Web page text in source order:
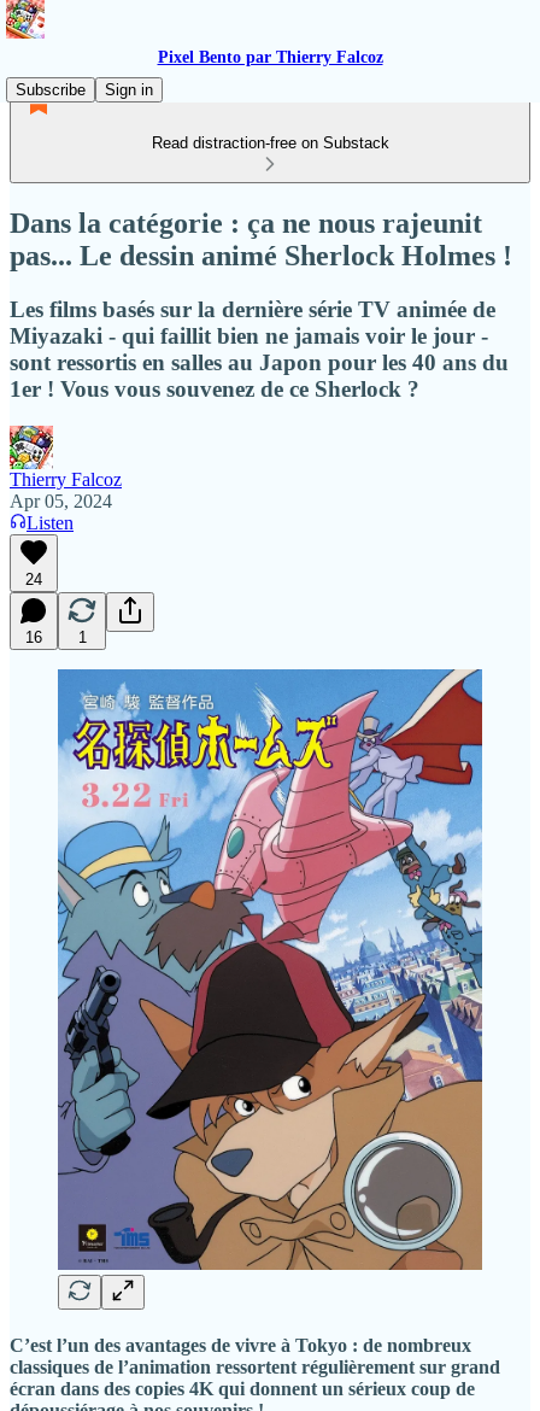
Pixel Bento par Thierry Falcoz
Subscribe
Sign in
Read distraction-free on Substack
Dans la catégorie : ça ne nous rajeunit
pas... Le dessin animé Sherlock Holmes !
Les films basés sur la dernière série TV animée de
Miyazaki - qui faillit bien ne jamais voir le jour -
sont ressortis en salles au Japon pour les 40 ans du
1er ! Vous vous souvenez de ce Sherlock ?
Thierry Falcoz
Apr 05, 2024
Listen
24
16 1
C’est l’un des avantages de vivre à Tokyo : de nombreux
classiques de l’animation ressortent régulièrement sur grand
écran dans des copies 4K qui donnent un sérieux coup de